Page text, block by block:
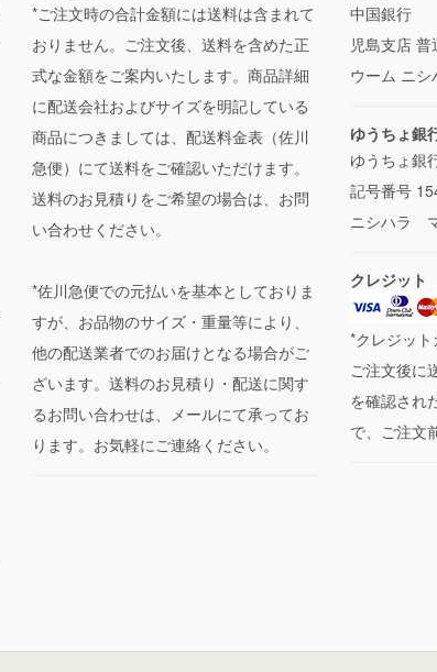
*ご注文時の合計金額には送料は含まれて
おりません。ご注文後、送料を含めた正
式な金額をご案内いたします。商品詳細
に配送会社およびサイズを明記している
商品につきましては、配送料金表（佐川
急便）にて送料をご確認いただけます。
送料のお見積りをご希望の場合は、お問
い合わせください。
*佐川急便での元払いを基本としておりま
すが、お品物のサイズ・重量等により、
他の配送業者でのお届けとなる場合がご
ざいます。送料のお見積り・配送に関す
るお問い合わせは、メールにて承ってお
ります。お気軽にご連絡ください。
中国銀行
児島支店
ウーム ニシ
ゆうちょ銀
ゆうちょ銀
記号番号
ニシハラ
クレジット
*クレジット
ご注文後に
を確認され
で、ご注文